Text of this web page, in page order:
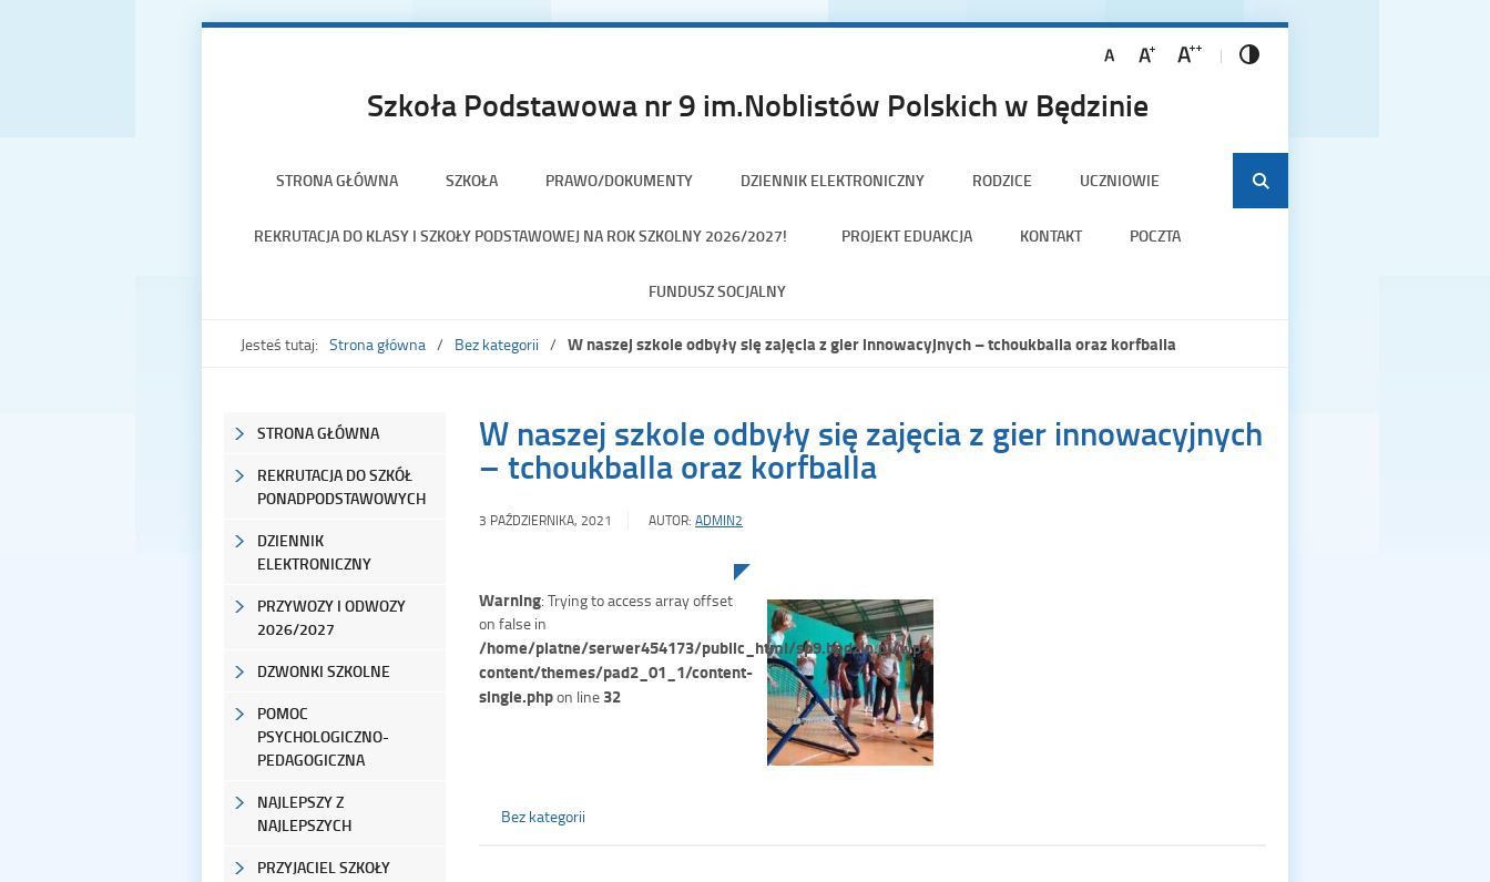
Szkoła Podstawowa nr 9 im.Noblistów Polskich w Będzinie
STRONA GŁÓWNA SZKOŁA PRAWO/DOKUMENTY DZIENNIK ELEKTRONICZNY RODZICE UCZNIOWIE
REKRUTACJA DO KLASY I SZKOŁY PODSTAWOWEJ NA ROK SZKOLNY 2026/2027! PROJEKT EDUAKCJA KONTAKT POCZTA
FUNDUSZ SOCJALNY
Jesteś tutaj: Strona główna Bez kategorii W naszej szkole odbyły się zajęcia z gier innowacyjnych – tchoukballa oraz korfballa
STRONA GŁÓWNA
REKRUTACJA DO SZKÓŁ
PONADPODSTAWOWYCH
DZIENNIK
ELEKTRONICZNY
PRZYWOZY I ODWOZY
2026/2027
DZWONKI SZKOLNE
POMOC
PSYCHOLOGICZNO-
PEDAGOGICZNA
NAJLEPSZY Z
NAJLEPSZYCH
PRZYJACIEL SZKOŁY
W naszej szkole odbyły się zajęcia z gier innowacyjnych
– tchoukballa oraz korfballa
3 PAŹDZIERNIKA, 2021 AUTOR: ADMIN2
Warning: Trying to access array offset
on false in
/home/platne/serwer454173/public_html/sp9.bedzin.pl/wp-
content/themes/pad2_01_1/content-
single.phpon line 32
Bez kategorii